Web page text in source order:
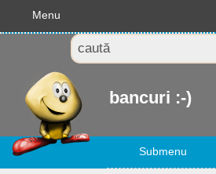
Menu
bancuri :-)
Submenu